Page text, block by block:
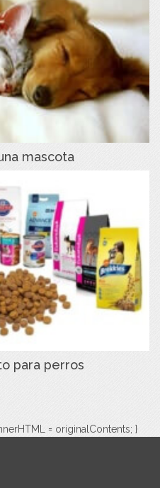
mascota
para perros
= originalContents; }